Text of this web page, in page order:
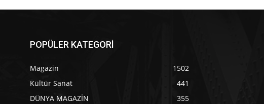
POPÜLER KATEGORİ
Magazin
1502
Kültür Sanat
441
DÜNYA MAGAZİN
355